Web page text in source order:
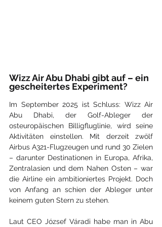
Wizz Air Abu Dhabi gibt auf – ein
gescheitertes Experiment?
Im September 2025 ist Schluss: Wizz Air
Abu Dhabi, der Golf-Ableger der
osteuropäischen Billigfluglinie, wird seine
Aktivitäten einstellen. Mit derzeit zwölf
Airbus A321-Flugzeugen und rund 30 Zielen
– darunter Destinationen in Europa, Afrika,
Zentralasien und dem Nahen Osten – war
die Airline ein ambitioniertes Projekt. Doch
von Anfang an schien der Ableger unter
keinem guten Stern zu stehen.
Laut CEO József Váradi habe man in Abu